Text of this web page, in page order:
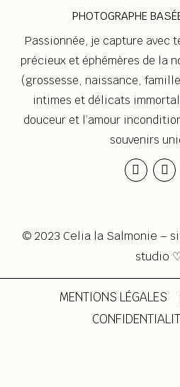
PHOTOGRAPHE
Passionnée, je capture avec
précieux et éphémères de la
(grossesse, naissance,
intimes et délicats
douceur et l’amour
souvenirs
© 2023 Celia la Salmonie –
studio
MENTIONS LÉGALES ⎹